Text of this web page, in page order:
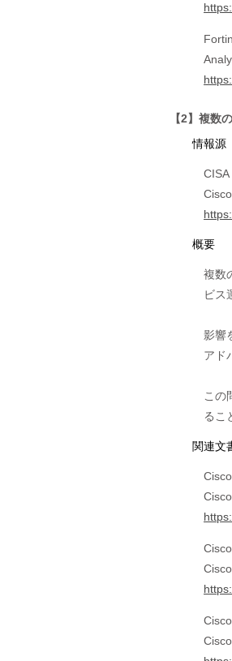
【2】複数
情報源
概要
複数
ビス
影響
アド
この
関連文
Cisco
Cisco
Cisco